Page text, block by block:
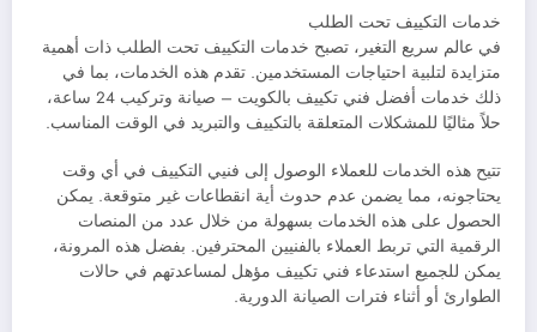
خدمات التكييف تحت الطلب
في عالم سريع التغير، تصبح خدمات التكييف تحت الطلب ذات أهمية
متزايدة لتلبية احتياجات المستخدمين. تقدم هذه الخدمات، بما في
ذلك خدمات أفضل فني تكييف بالكويت – صيانة وتركيب 24 ساعة،
حلاً مثاليًا للمشكلات المتعلقة بالتكييف والتبريد في الوقت المناسب.
تتيح هذه الخدمات للعملاء الوصول إلى فنيي التكييف في أي وقت
يحتاجونه، مما يضمن عدم حدوث أية انقطاعات غير متوقعة. يمكن
الحصول على هذه الخدمات بسهولة من خلال عدد من المنصات
الرقمية التي تربط العملاء بالفنيين المحترفين. بفضل هذه المرونة،
يمكن للجميع استدعاء فني تكييف مؤهل لمساعدتهم في حالات
الطوارئ أو أثناء فترات الصيانة الدورية.